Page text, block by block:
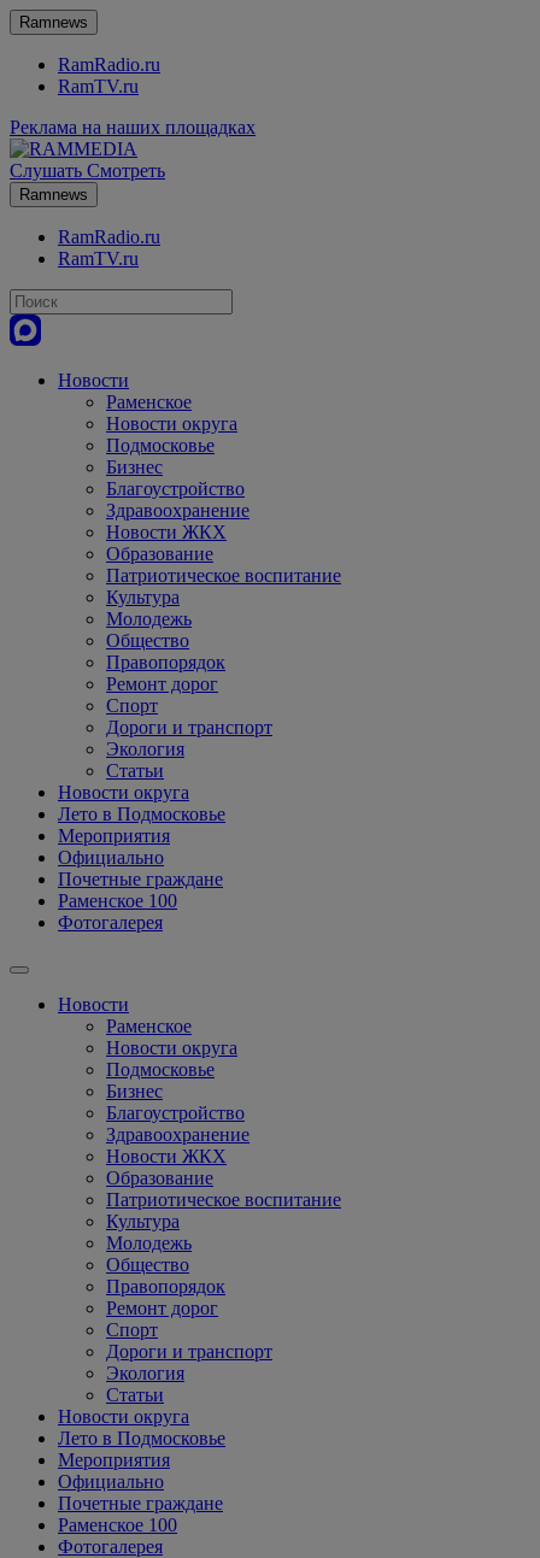
Ramnews
RamRadio.ru
RamTV.ru
Реклама на наших площадках
Слушать Смотреть
Ramnews
RamRadio.ru
RamTV.ru
Новости
Раменское
Новости округа
Подмосковье
Бизнес
Благоустройство
Здравоохранение
Новости ЖКХ
Образование
Патриотическое воспитание
Культура
Молодежь
Общество
Правопорядок
Ремонт дорог
Спорт
Дороги и транспорт
Экология
Статьи
Новости округа
Лето в Подмосковье
Мероприятия
Официально
Почетные граждане
Раменское 100
Фотогалерея
Новости
Раменское
Новости округа
Подмосковье
Бизнес
Благоустройство
Здравоохранение
Новости ЖКХ
Образование
Патриотическое воспитание
Культура
Молодежь
Общество
Правопорядок
Ремонт дорог
Спорт
Дороги и транспорт
Экология
Статьи
Новости округа
Лето в Подмосковье
Мероприятия
Официально
Почетные граждане
Раменское 100
Фотогалерея